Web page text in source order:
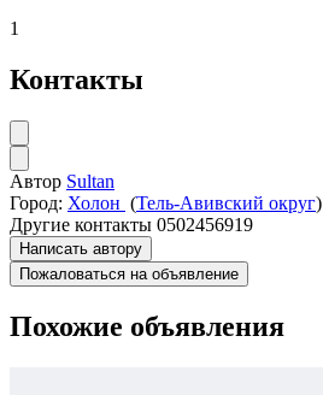
1
Контакты
Автор Sultan
Город: Холон (Тель-Авивский округ)
Другие контакты 0502456919
Написать автору
Пожаловаться на объявление
Похожие объявления